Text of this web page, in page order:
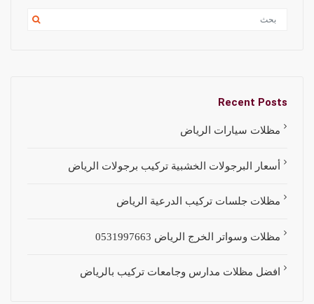
Recent Posts
مظلات سيارات الرياض
أسعار البرجولات الخشبية تركيب برجولات الرياض
مظلات جلسات تركيب الدرعية الرياض
مظلات وسواتر الخرج الرياض 0531997663
افضل مظلات مدارس وجامعات تركيب بالرياض